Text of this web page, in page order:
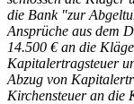
die Bank "zur
Ansprüche aus dem
14.500 € an die
Kapitalertragsteuer
Abzug von
Kirchensteuer an die